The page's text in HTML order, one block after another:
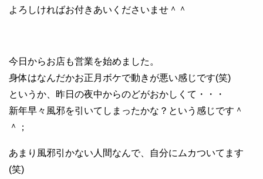
よろしければお付きあいくださいませ＾＾
今日からお店も営業を始めました。
身体はなんだかお正月ボケで動きが悪い感じです(笑)
というか、昨日の夜中からのどがおかしくて・・・
新年早々風邪を引いてしまったかな？という感じです＾
＾；
あまり風邪引かない人間なんで、自分にムカついてます
(笑)